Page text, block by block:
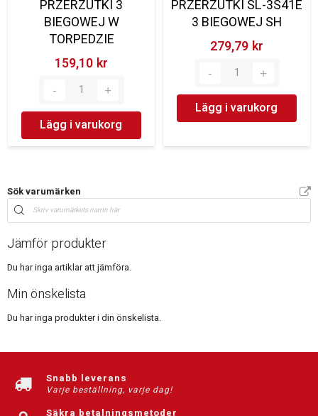
PRZERZUTKI 3
BIEGOWEJ W
TORPEDZIE
159,10 kr‎
Lägg i varukorg
PRZERZUTKI SL-3S41E
3 BIEGOWEJ SH
279,79 kr‎
Lägg i varukorg
Sök varumärken
Jämför produkter
Du har inga artiklar att jämföra.
Min önskelista
Du har inga produkter i din önskelista.
Snabb leverans
Varje beställning, varje dag!
Säkra betalningsmetoder